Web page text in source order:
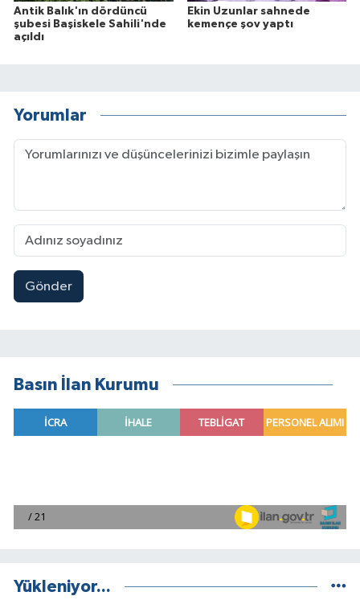
Antik Balık'ın dördüncü
şubesi Başiskele Sahili'nde
açıldı
Ekin Uzunlar sahnede
kemençe şov yaptı
Yorumlar
Gönder
Basın İlan Kurumu
Yükleniyor...